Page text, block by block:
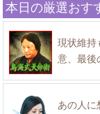
本日の厳選おす
現状維持
意、最後
あの人に